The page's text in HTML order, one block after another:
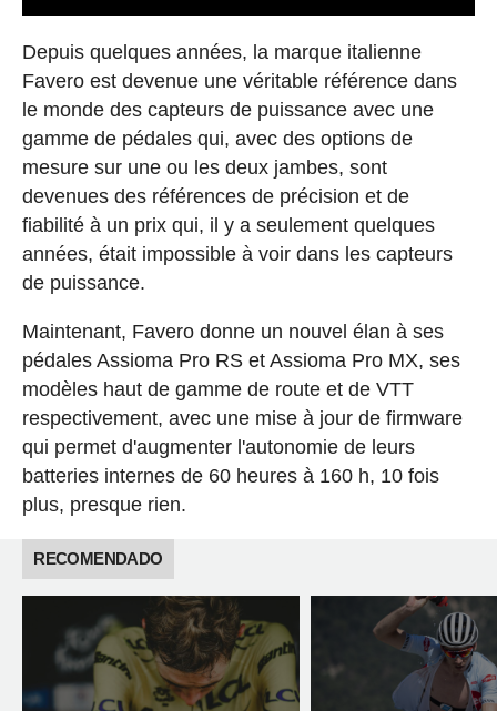
Depuis quelques années, la marque italienne
Favero est devenue une véritable référence dans
le monde des capteurs de puissance avec une
gamme de pédales qui, avec des options de
mesure sur une ou les deux jambes, sont
devenues des références de précision et de
fiabilité à un prix qui, il y a seulement quelques
années, était impossible à voir dans les capteurs
de puissance.
Maintenant, Favero donne un nouvel élan à ses
pédales Assioma Pro RS et Assioma Pro MX, ses
modèles haut de gamme de route et de VTT
respectivement, avec une mise à jour de firmware
qui permet d'augmenter l'autonomie de leurs
batteries internes de 60 heures à 160 h, 10 fois
plus, presque rien.
RECOMENDADO